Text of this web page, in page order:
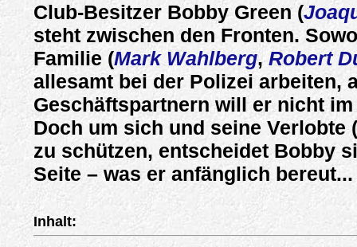
Club-Besitzer Bobby Green (
steht zwischen den Fronten.
Familie (Mark Wahlberg, Robert
allesamt bei der Polizei arbeiten,
Geschäftspartnern will er nicht im
Doch um sich und seine Verlobte (
zu schützen, entscheidet Bobby
Seite – was er anfänglich bereut...
Inhalt: